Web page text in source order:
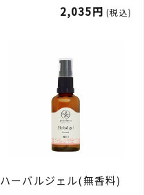
2,035円 (税込)
ハーバルジェル(無香料)